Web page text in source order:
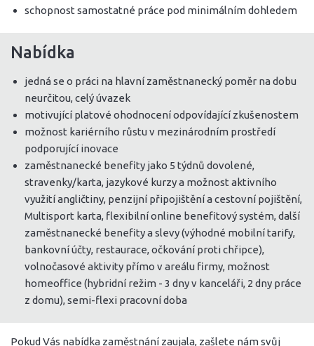
schopnost samostatné práce pod minimálním dohledem
Nabídka
jedná se o práci na hlavní zaměstnanecký poměr na dobu
neurčitou, celý úvazek
motivující platové ohodnocení odpovídající zkušenostem
možnost kariérního růstu v mezinárodním prostředí
podporující inovace
zaměstnanecké benefity jako 5 týdnů dovolené,
stravenky/karta, jazykové kurzy a možnost aktivního
využití angličtiny, penzijní připojištění a cestovní pojištění,
Multisport karta, flexibilní online benefitový systém, další
zaměstnanecké benefity a slevy (výhodné mobilní tarify,
bankovní účty, restaurace, očkování proti chřipce),
volnočasové aktivity přímo v areálu firmy, možnost
homeoffice (hybridní režim - 3 dny v kanceláři, 2 dny práce
z domu), semi-flexi pracovní doba
Pokud Vás nabídka zaměstnání zaujala, zašlete nám svůj